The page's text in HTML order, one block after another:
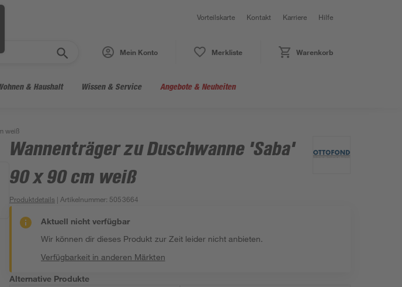
Vorteilskarte Kontakt Karriere Hilfe
Mein Konto Merkliste Warenkorb
& Haushalt Wissen & Service Angebote & Neuheiten
weiß
Wannenträger zu Duschwanne 'Saba'
90 x 90 cm weiß
Produktdetails | Artikelnummer: 5053664
Aktuell nicht verfügbar
Wir können dir dieses Produkt zur Zeit leider nicht anbieten.
Verfügbarkeit in anderen Märkten
Alternative Produkte